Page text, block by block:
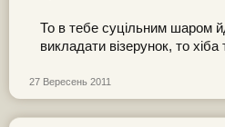
То в тебе суцільним шаром
викладати візерунок, то хіба
27 Вересень 2011